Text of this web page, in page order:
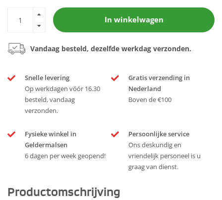
In winkelwagen
Vandaag besteld, dezelfde werkdag verzonden.
Snelle levering
Op werkdagen vóór 16.30
besteld, vandaag
verzonden.
Gratis verzending in
Nederland
Boven de €100
Fysieke winkel in
Geldermalsen
6 dagen per week geopend!
Persoonlijke service
Ons deskundig en
vriendelijk personeel is u
graag van dienst.
Productomschrijving